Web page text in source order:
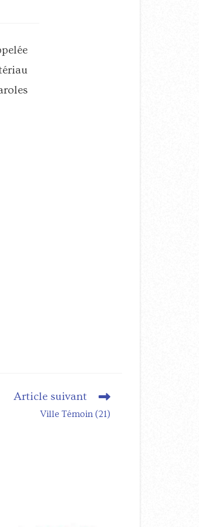
Article suivant
Ville Témoin (21)